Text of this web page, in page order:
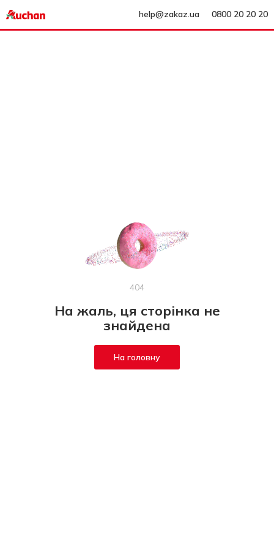
help@zakaz.ua 0800 20 20 20
404
На жаль, ця сторінка не
знайдена
На головну